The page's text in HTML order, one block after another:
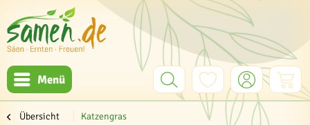
Menü
Übersicht Katzengras